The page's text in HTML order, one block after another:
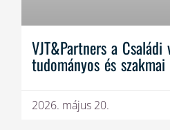
VJT&Partners a Családi
tudományos és
2026. május 20.